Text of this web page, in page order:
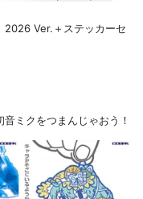
Ver.＋ステッカーセ
ミクをつまんじゃおう！